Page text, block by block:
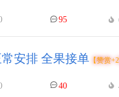
95
常安排 全果接单【赞赏+2
40